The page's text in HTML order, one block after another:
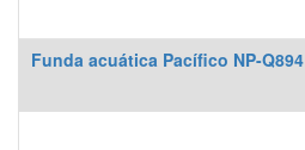
Funda acuática Pacífico NP-Q894